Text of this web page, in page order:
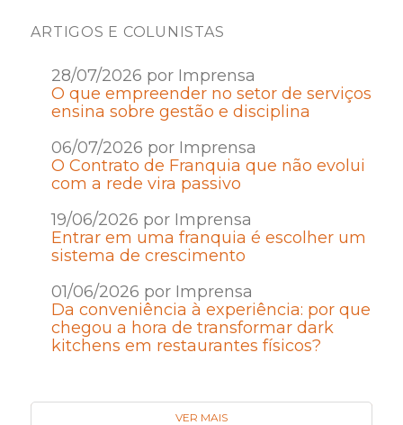
ARTIGOS E COLUNISTAS
28/07/2026 por Imprensa
O que empreender no setor de serviços
ensina sobre gestão e disciplina
06/07/2026 por Imprensa
O Contrato de Franquia que não evolui
com a rede vira passivo
19/06/2026 por Imprensa
Entrar em uma franquia é escolher um
sistema de crescimento
01/06/2026 por Imprensa
Da conveniência à experiência: por que
chegou a hora de transformar dark
kitchens em restaurantes físicos?
VER MAIS